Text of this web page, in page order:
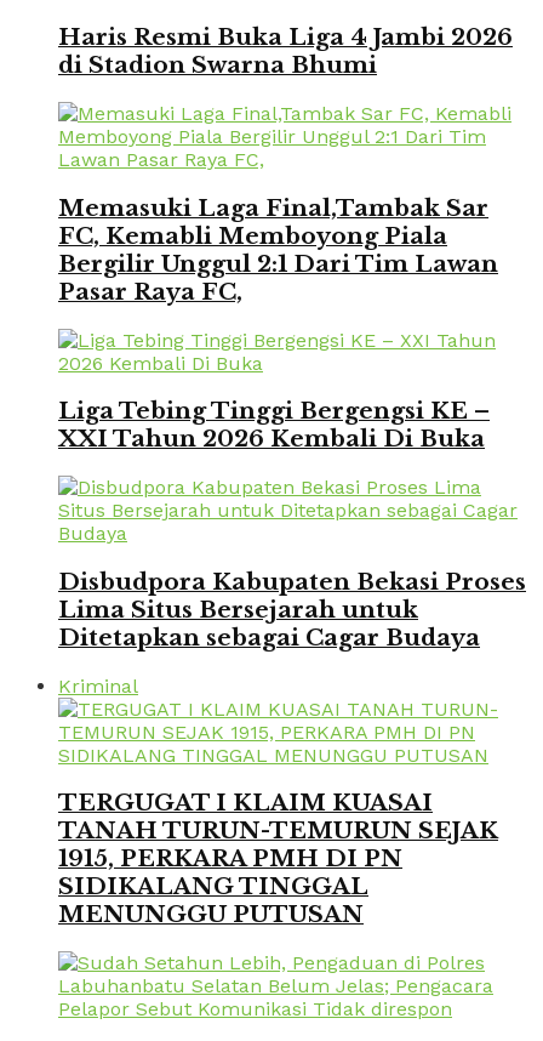
Haris Resmi Buka Liga 4 Jambi 2026
di Stadion Swarna Bhumi
Memasuki Laga Final,Tambak Sar
FC, Kemabli Memboyong Piala
Bergilir Unggul 2:1 Dari Tim Lawan
Pasar Raya FC,
Liga Tebing Tinggi Bergengsi KE –
XXI Tahun 2026 Kembali Di Buka
Disbudpora Kabupaten Bekasi Proses
Lima Situs Bersejarah untuk
Ditetapkan sebagai Cagar Budaya
Kriminal
TERGUGAT I KLAIM KUASAI
TANAH TURUN-TEMURUN SEJAK
1915, PERKARA PMH DI PN
SIDIKALANG TINGGAL
MENUNGGU PUTUSAN